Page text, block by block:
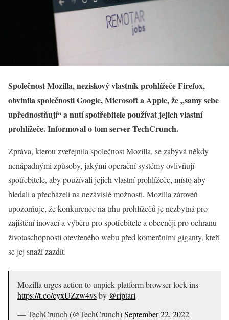
Společnost Mozilla, neziskový vlastník prohlížeče Firefox,
obvinila společnosti Google, Microsoft a Apple, že „samy sebe
upřednostňují“ a nutí spotřebitele používat jejich vlastní
prohlížeče. Informoval o tom server TechCrunch.
Zpráva, kterou zveřejnila společnost Mozilla, se zabývá někdy
nenápadnými způsoby, jakými operační systémy ovlivňují
spotřebitele, aby používali jejich vlastní prohlížeče, místo aby
hledali a přecházeli na nezávislé možnosti. Mozilla zároveň
upozorňuje, že konkurence na trhu prohlížečů je nezbytná pro
zajištění inovací a výběru pro spotřebitele a obecněji pro ochranu
životaschopnosti otevřeného webu před komerčními giganty, kteří
se jej snaží zazdít.
Mozilla urges action to unpick platform browser lock-ins
https://t.co/cyxUZzw4vsby @riptari
— TechCrunch (@TechCrunch)September 22, 2022